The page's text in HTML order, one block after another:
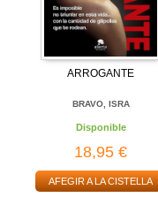
ARROGANTE
BRAVO, ISRA
Disponible
18,95 €
AFEGIR A LA CISTELLA